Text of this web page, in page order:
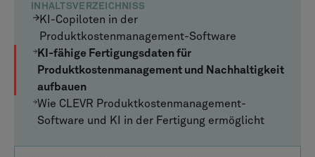
INHALTSVERZEICHNISS
KI-Copiloten in der
Produktkostenmanagement-Software
KI-fähige Fertigungsdaten für
Produktkostenmanagement und Nachhaltigkeit
aufbauen
Wie CLEVR Produktkostenmanagement-
Software und KI in der Fertigung ermöglicht